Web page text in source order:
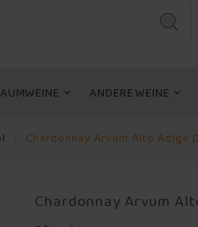
ANDERE WEINE
Chardonnay Arvum Alto Adige
Chardonnay Arvum